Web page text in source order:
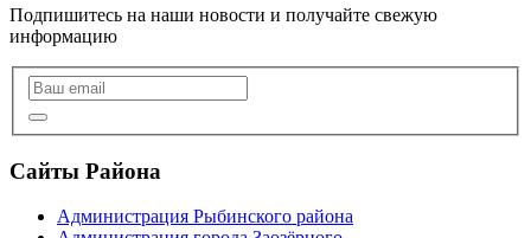
Подпишитесь на наши новости и получайте свежую
информацию
Сайты Района
Администрация Рыбинского района